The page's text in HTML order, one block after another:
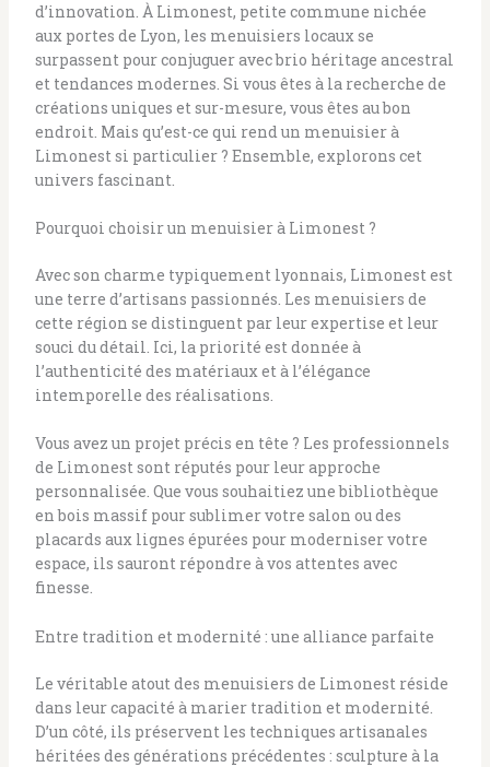
d’innovation. À Limonest, petite commune nichée
aux portes de Lyon, les menuisiers locaux se
surpassent pour conjuguer avec brio héritage ancestral
et tendances modernes. Si vous êtes à la recherche de
créations uniques et sur-mesure, vous êtes au bon
endroit. Mais qu’est-ce qui rend un menuisier à
Limonest si particulier ? Ensemble, explorons cet
univers fascinant.
Pourquoi choisir un menuisier à Limonest ?
Avec son charme typiquement lyonnais, Limonest est
une terre d’artisans passionnés. Les menuisiers de
cette région se distinguent par leur expertise et leur
souci du détail. Ici, la priorité est donnée à
l’authenticité des matériaux et à l’élégance
intemporelle des réalisations.
Vous avez un projet précis en tête ? Les professionnels
de Limonest sont réputés pour leur approche
personnalisée. Que vous souhaitiez une bibliothèque
en bois massif pour sublimer votre salon ou des
placards aux lignes épurées pour moderniser votre
espace, ils sauront répondre à vos attentes avec
finesse.
Entre tradition et modernité : une alliance parfaite
Le véritable atout des menuisiers de Limonest réside
dans leur capacité à marier tradition et modernité.
D’un côté, ils préservent les techniques artisanales
héritées des générations précédentes : sculpture à la